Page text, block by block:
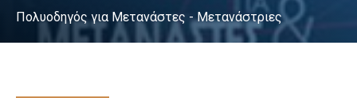
Πολυοδηγός για Μετανάστες - Μετανάστριες